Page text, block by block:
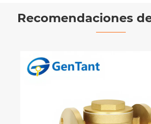
Recomendaciones
Las características de la